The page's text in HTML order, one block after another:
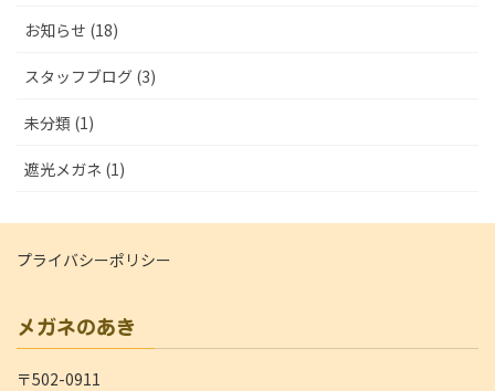
お知らせ (18)
スタッフブログ (3)
未分類 (1)
遮光メガネ (1)
プライバシーポリシー
メガネのあき
〒502-0911